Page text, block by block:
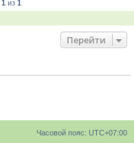
1 из 1
Перейти
Часовой пояс: UTC+07:00